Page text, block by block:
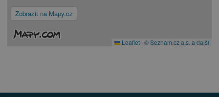
Zobrazit na Mapy.cz
Leaflet | © Seznam.cz a.s. a další